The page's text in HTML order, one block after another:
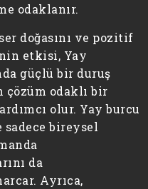
odaklanır.
doğasını ve pozitif
etkisi, Yay
güçlü bir duruş
çözüm odaklı bir
olur. Yay burcu
bireysel
da
Ayrıca,